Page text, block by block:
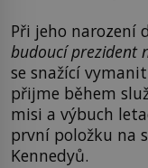
Při jeho narození
budoucí prezident
se snažící
přijme během
misi a výbuch
první položku na
Kennedyů.